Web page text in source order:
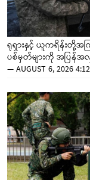
ရုရှားနှင့် ယူကရိန်းတို့အ
ပစ်မှတ်များကို အပြ
—AUGUST 6, 2026